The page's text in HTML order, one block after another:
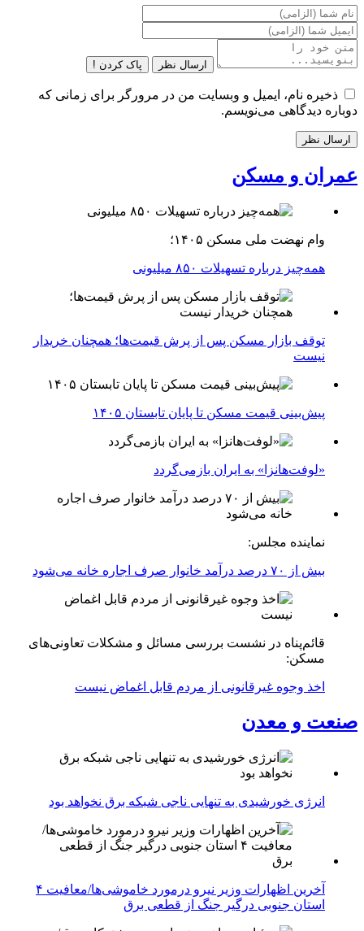
ارسال نظر پاک کردن !
ذخیره نام، ایمیل و وبسایت من در مرورگر برای زمانی که
دوباره دیدگاهی می‌نویسم.
عمران و مسکن
وام نهضت ملی مسکن ۱۴۰۵؛
همه‌چیز درباره تسهیلات ۸۵۰ میلیونی
توقف بازار مسکن پس از پرش قیمت‌ها؛ همچنان خریدار
نیست
پیش‌بینی قیمت مسکن تا پایان تابستان ۱۴۰۵
«لوفت‌هانزا» به ایران بازمی‌گردد
نماینده مجلس:
بیش از ۷۰ درصد درآمد خانوار صرف اجاره خانه می‌شود
قائم‌پناه در نشست بررسی مسائل و مشکلات تعاونی‌های
مسکن:
اخذ وجوه غیرقانونی از مردم قابل اغماض نیست
صنعت و معدن
انرژی خورشیدی به تنهایی ناجی شبکه برق نخواهد بود
آخرین اظهارات وزیر نیرو درمورد خاموشی‌ها/معافیت ۴
استان جنوبی درگیر جنگ از قطعی برق